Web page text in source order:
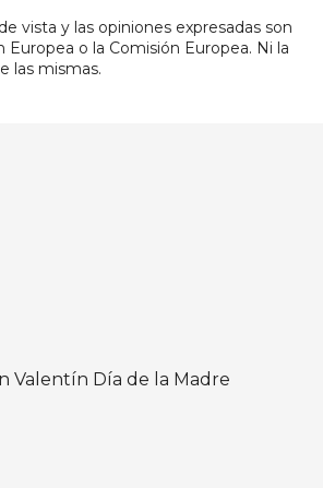
vista y las opiniones expresadas son
o la Comisión Europea. Ni la
las mismas.
Valentín Día de la Madre